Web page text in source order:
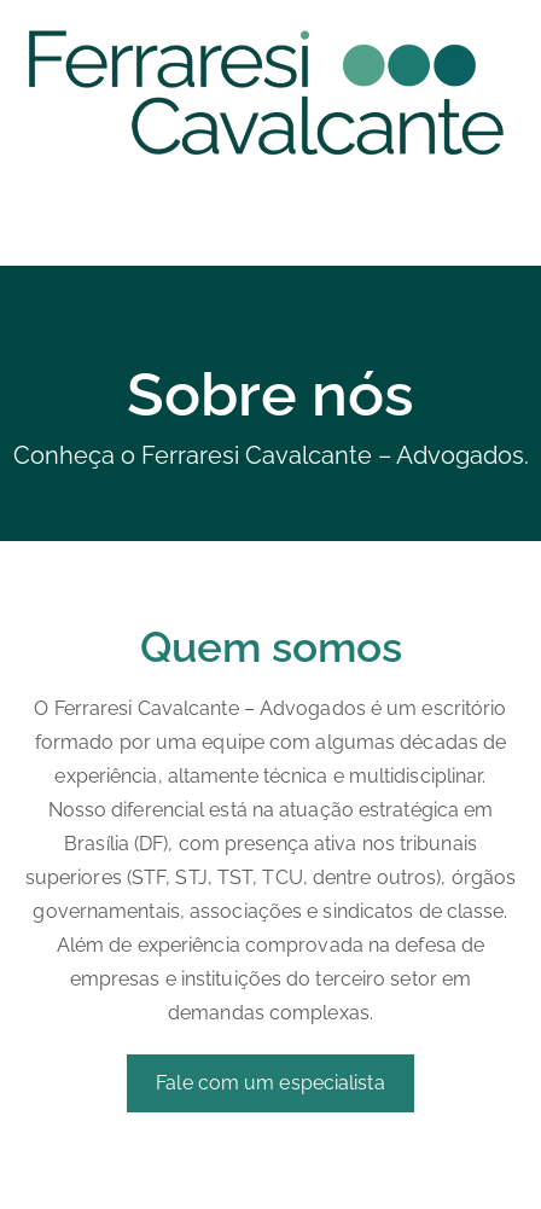
Sobre nós
Conheça o Ferraresi Cavalcante – Advogados.
Quem somos
O Ferraresi Cavalcante – Advogados é um escritório
formado por uma equipe com algumas décadas de
experiência, altamente técnica e multidisciplinar.
Nosso diferencial está na atuação estratégica em
Brasília (DF), com presença ativa nos tribunais
superiores (STF, STJ, TST, TCU, dentre outros), órgãos
governamentais, associações e sindicatos de classe.
Além de experiência comprovada na defesa de
empresas e instituições do terceiro setor em
demandas complexas.
Fale com um especialista